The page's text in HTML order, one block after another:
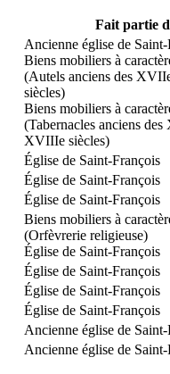
Fait partie
Ancienne église de Saint-
Biens mobiliers à
(Autels anciens des
siècles)
Biens mobiliers à
(Tabernacles anciens
XVIIIe siècles)
Église de Saint-François
Église de Saint-François
Église de Saint-François
Biens mobiliers à
(Orfèvrerie religieuse)
Église de Saint-François
Église de Saint-François
Église de Saint-François
Église de Saint-François
Ancienne église de Saint-
Ancienne église de Saint-